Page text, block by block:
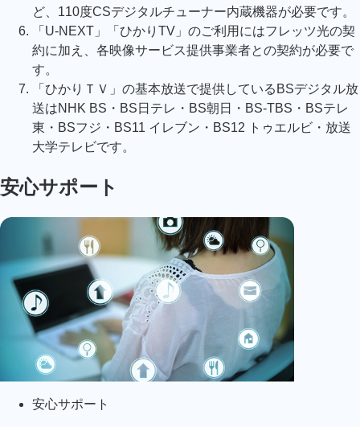
ど、110度CSデジタルチューナー内蔵機器が必要です。
「U-NEXT」「ひかりTV」のご利用にはフレッツ光の契
約に加え、各映像サービス提供事業者との契約が必要で
す。
「ひかりＴＶ」の基本放送で提供しているBSデジタル放
送はNHK BS・BS日テレ・BS朝日・BS-TBS・BSテレ
東・BSフジ・BS11 イレブン・BS12 トゥエルビ・放送
大学テレビです。
安心サポート
安心サポート